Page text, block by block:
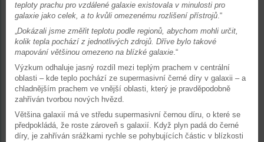
teploty prachu pro vzdálené galaxie existovala v minulosti pro
galaxie jako celek, a to kvůli omezenému rozlišení přístrojů.“
„Dokázali jsme změřit teplotu podle regionů, abychom mohli určit,
kolik tepla pochází z jednotlivých zdrojů. Dříve bylo takové
mapování většinou omezeno na blízké galaxie.“
Výzkum odhaluje jasný rozdíl mezi teplým prachem v centrální
oblasti – kde teplo pochází ze supermasivní černé díry v galaxii – a
chladnějším prachem ve vnější oblasti, který je pravděpodobně
zahříván tvorbou nových hvězd.
Většina galaxií má ve středu supermasivní černou díru, o které se
předpokládá, že roste zároveň s galaxií. Když plyn padá do černé
díry, je zahříván srážkami rychle se pohybujících částic v blízkosti